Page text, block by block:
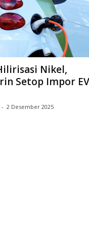
Nikel,
Setop Impor EV
- 2 Desember 2025